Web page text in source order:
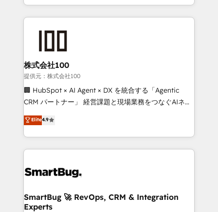
First, RevOps-led, Onboarding obsessed ★
Company of the Year 2024/25 INSIDEA helps
and build AI-powered workflows that drive adoption
from week one, in your time zone. What we do ➤
Onboarding: Live in weeks, with workflows built
around your business, not a template. ➤ Migration:
Move from any legacy CRM. Zero downtime, full data
run your revenue process. Sales, marketing, and
service wired together. ➤ AI and Integrations: Layer
tune-ups, feature rollouts, adoption coaching. Buying
HubSpot, switching to it, or reviving a stale portal?
We are built for the work.
株式会社100
提供元：株式会社100
🏢 HubSpot × AI Agent × DX を統合する「Agentic
CRM パートナー」 経営課題と現場業務をつなぐAIネイ
ティブ・エージェンシーとして、HubSpot Eliteの実装
力で顧客フロント業務を再設計します。 💡 100inc は何
をする会社か？ HubSpotを共通基盤に、AIエージェン
トを組み込んだ顧客フロント業務（マーケティング・営
ィブ・エージェンシーです。事業部・グループ会社・部
を、CRMを軸とした全社共通基盤に再構築します。意
思決定者・PMO・現場担当者に並走します。 1️⃣
Elite4.9
SmartBug 🚀 RevOps, CRM & Integration
Experts